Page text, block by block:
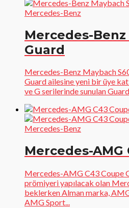
Mercedes-Benz
Mercedes-
Guard
Mercedes-Benz Maybach
Guard ailesine yeni bir üye
ve G serilerinde sunulan
Mercedes-Benz
Mercedes-AMG
Mercedes-AMG C43 Coupe
prömiyeri yapılacak olan
beklerken Alman marka,
AMG Sport...